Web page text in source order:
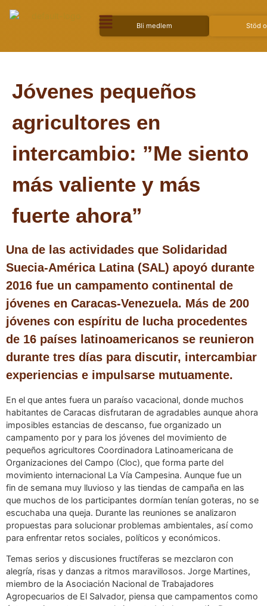
Bli medlem Stöd
Jóvenes pequeños
agricultores en
intercambio: ”Me siento
más valiente y más
fuerte ahora”
Una de las actividades que Solidaridad
Suecia-América Latina (SAL) apoyó durante
2016 fue un campamento continental de
jóvenes en Caracas-Venezuela. Más de 200
jóvenes con espíritu de lucha procedentes
de 16 países latinoamericanos se reunieron
durante tres días para discutir, intercambiar
experiencias e impulsarse mutuamente.
En el que antes fuera un paraíso vacacional, donde muchos
habitantes de Caracas disfrutaran de agradables aunque ahora
imposibles estancias de descanso, fue organizado un
campamento por y para los jóvenes del movimiento de
pequeños agricultores Coordinadora Latinoamericana de
Organizaciones del Campo (Cloc), que forma parte del
movimiento internacional La Vía Campesina. Aunque fue un
fin de semana muy lluvioso y las tiendas de campaña en las
que muchos de los participantes dormían tenían goteras, no se
escuchaba una queja. Durante las reuniones se analizaron
propuestas para solucionar problemas ambientales, así como
para enfrentar retos sociales, políticos y económicos.
Temas serios y discusiones fructíferas se mezclaron con
alegría, risas y danzas a ritmos maravillosos. Jorge Martines,
miembro de la Asociación Nacional de Trabajadores
Agropecuarios de El Salvador, piensa que campamentos como